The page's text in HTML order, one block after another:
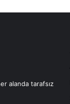
alanda tarafsız